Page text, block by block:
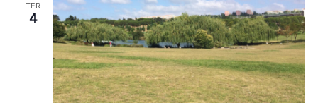
TER
4